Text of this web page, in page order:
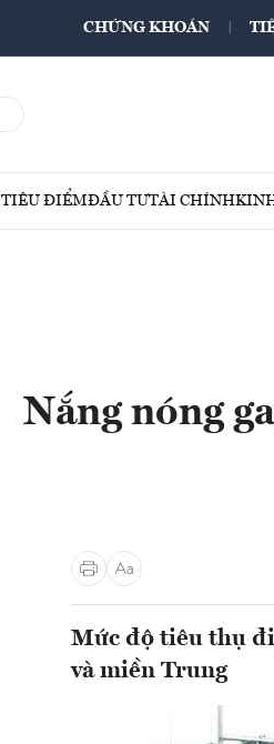
CHỨNG KHOÁN
TIÊU ĐIỂMĐẦU TƯTÀI CHÍNH
Nắng nóng
Mức độ tiêu thụ
và miền Trung